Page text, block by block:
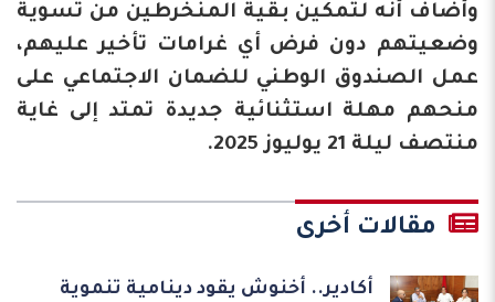
وأضاف أنه لتمكين بقية المنخرطين من تسوية
وضعيتهم دون فرض أي غرامات تأخير عليهم،
عمل الصندوق الوطني للضمان الاجتماعي على
منحهم مهلة استثنائية جديدة تمتد إلى غاية
منتصف ليلة 21 يوليوز 2025.
مقالات أخرى
أكادير.. أخنوش يقود دينامية تنموية